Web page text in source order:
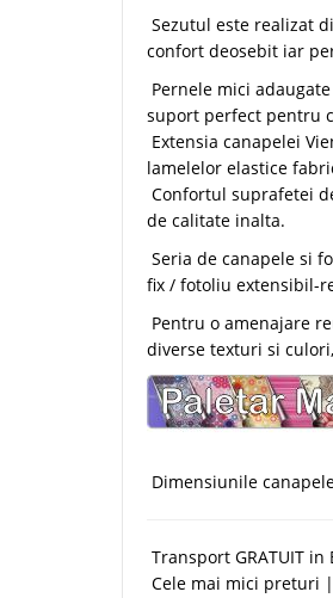
Sezutul este realizat
confort deosebit iar
Pernele mici
suport perfect pentru
Extensia canapelei
lamelelor elastice
Confortul suprafetei
de calitate inalta.
Seria de canapele si
fix / fotoliu extensibil-
Pentru o amenajare
diverse texturi si
Dimensiunile
Transport GRATUIT in
Cele mai mici preturi